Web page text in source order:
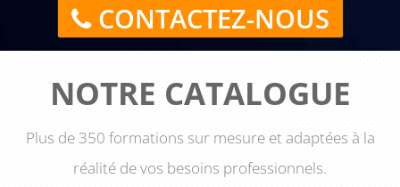
CONTACTEZ-NOUS
NOTRE CATALOGUE
Plus de 350 formations sur mesure et adaptées à la
réalité de vos besoins professionnels.